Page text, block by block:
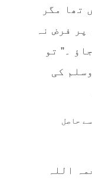
تھا مگر
فرض نہ
۔” تو
کی
حاصل
اللہ